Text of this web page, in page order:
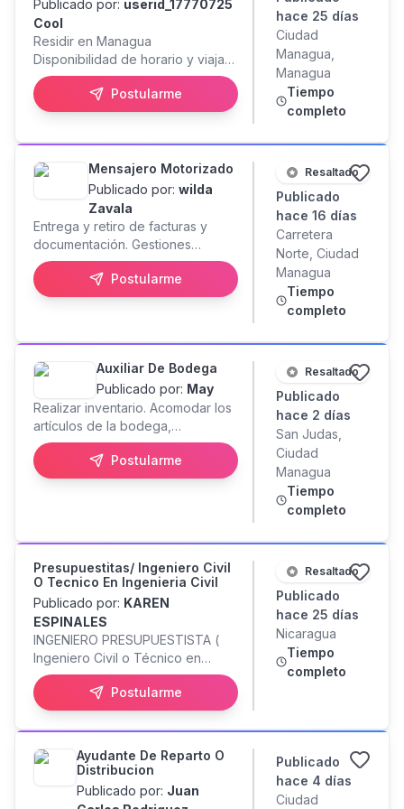
calibración. Disponibilidad para
atender emergencias cuando sea
necesario. Principales funciones
Mantenimiento preventivo y
correctivo de equipos industriales
de refrigeración. Diagnóstico y
y mecánicos. Recarga de
refrigerantes. Cambio de
compresores y componentes.
Interpretación de planos y
diagramas técnicos.
Competencias Trabajo en equipo
Proactividad Responsabilidad
Iniciativa Orientación a resultados
¡Postúlate hoy! Aplique
Publicado por: userid_17770725
Cool
Residir en Managua
Disponibilidad de horario y viajar
fuera de Managua Comprometido
y dispuesto a trabajar.
Postularme
hace 25 días
Ciudad
Managua,
Managua
Tiempo
completo
Mensajero Motorizado
Publicado por:wilda
Zavala
Entrega y retiro de facturas y
documentación. Gestiones
bancarias y trámites
administrativos. Entrega y
recepción de correspondencia.
requeridas por la empresa.
Postularme
Resaltado
Publicado
hace 16 días
Carretera
Norte, Ciudad
Managua
Tiempo
completo
Auxiliar De Bodega
Publicado por: May
Realizar inventario. Acomodar los
artículos de la bodega,
ordenamiento. Cargar y
descargar productos.
Postularme
Resaltado
Publicado
hace 2 días
San Judas,
Ciudad
Managua
Tiempo
completo
Presupuestitas/ Ingeniero Civil
O Tecnico En Ingenieria Civil
Publicado por: KAREN
ESPINALES
INGENIERO PRESUPUESTISTA (
Ingeniero Civil o Técnico en
Ingeniería Civil) CON
HABILIADADES PARA MANEJOS
DE PAQUETE OFFICE Y DESTREZA
CON TECLADO, REVISAR
CORREO, HACER SOLICITUDES DE
FIANZA, CARTAS Y ENTREGAR
DOCUMENTACION, PAGO DE
AVALUOS EN EXECEL, Y OTROS
Postularme
Resaltado
Publicado
hace 25 días
Nicaragua
Tiempo
completo
Ayudante De Reparto O
Distribucion
Publicado por: Juan
Publicado
hace 4 días
Ciudad